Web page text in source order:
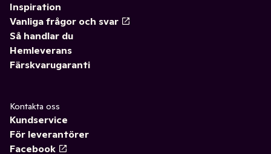
Inspiration
Vanliga frågor och svar
Så handlar du
Hemleverans
Färskvarugaranti
Kontakta oss
Kundservice
För leverantörer
Facebook